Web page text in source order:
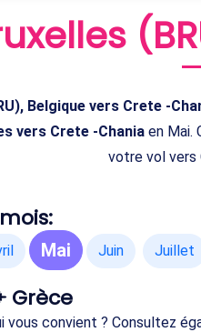
Belgique vers Crete -
vers Crete -Chania en Mai.
votre vol vers
Mai Juin Juillet
Grèce
vous convient ? Consultez